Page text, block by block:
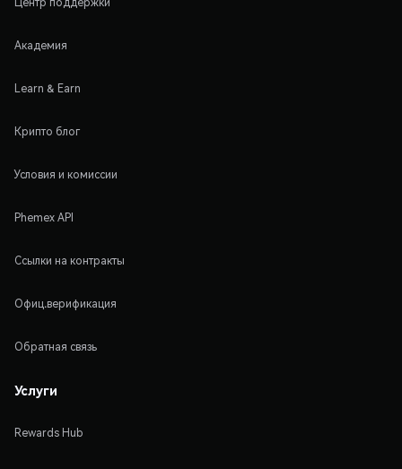
Академия
Learn & Earn
Крипто блог
Условия и комиссии
Phemex API
Ссылки на контракты
Офиц.верификация
Обратная связь
Услуги
Rewards Hub